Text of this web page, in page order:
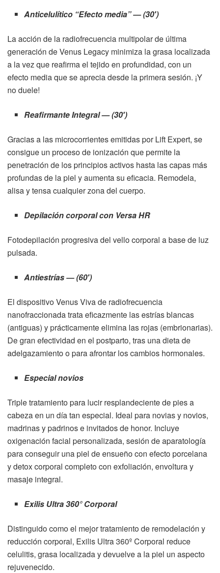
Anticelulítico “Efecto media” — (30′)
La acción de la radiofrecuencia multipolar de última
generación de Venus Legacy minimiza la grasa localizada
a la vez que reafirma el tejido en profundidad, con un
efecto media que se aprecia desde la primera sesión. ¡Y
no duele!
Reafirmante Integral — (30′)
Gracias a las microcorrientes emitidas por Lift Expert, se
consigue un proceso de ionización que permite la
penetración de los principios activos hasta las capas más
profundas de la piel y aumenta su eficacia. Remodela,
alisa y tensa cualquier zona del cuerpo.
Depilación corporal con Versa HR
Fotodepilación progresiva del vello corporal a base de luz
pulsada.
Antiestrías — (60′)
El dispositivo Venus Viva de radiofrecuencia
nanofraccionada trata eficazmente las estrías blancas
(antiguas) y prácticamente elimina las rojas (embrionarias).
De gran efectividad en el postparto, tras una dieta de
adelgazamiento o para afrontar los cambios hormonales.
Especial novios
Triple tratamiento para lucir resplandeciente de pies a
cabeza en un día tan especial. Ideal para novias y novios,
madrinas y padrinos e invitados de honor. Incluye
oxigenación facial personalizada, sesión de aparatología
para conseguir una piel de ensueño con efecto porcelana
y detox corporal completo con exfoliación, envoltura y
masaje integral.
Exilis Ultra 360° Corporal
Distinguido como el mejor tratamiento de remodelación y
reducción corporal, Exilis Ultra 360º Corporal reduce
celulitis, grasa localizada y devuelve a la piel un aspecto
rejuvenecido.